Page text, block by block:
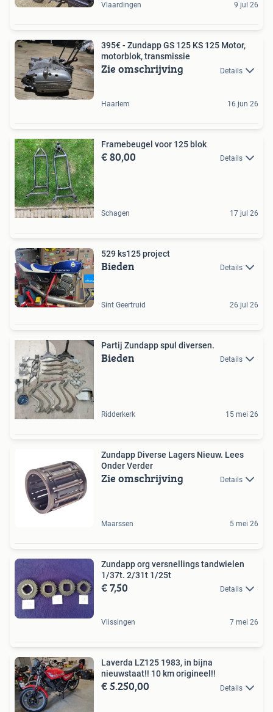
Vlaardingen 9 jul 26
395€ - Zundapp GS 125 KS 125 Motor,
motorblok, transmissie
Zie omschrijving Details
Haarlem 16 jun 26
Framebeugel voor 125 blok
€ 80,00 Details
Schagen 17 jul 26
529 ks125 project
Bieden Details
Sint Geertruid 26 jul 26
Partij Zundapp spul diversen.
Bieden Details
Ridderkerk 15 mei 26
Zundapp Diverse Lagers Nieuw. Lees
Onder Verder
Zie omschrijving Details
Maarssen 5 mei 26
Zundapp org versnellings tandwielen
1/37t. 2/31t 1/25t
€ 7,50 Details
Vlissingen 7 mei 26
Laverda LZ125 1983, in bijna
nieuwstaat!! 10 km origineel!!
€ 5.250,00 Details